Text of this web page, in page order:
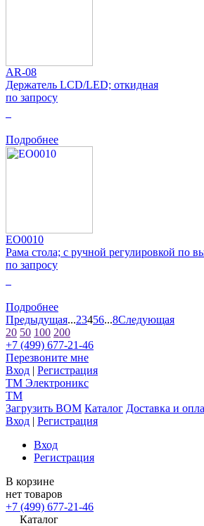
AR-08
Держатель LCD/LED; откидная
по запросу
Подробнее
EO0010
Рама стола; с ручной регулировкой по
по запросу
Подробнее
Предыдущая...23456...8Следующая
20 50 100 200
+7 (499) 677-21-46
Перезвоните мне
Вход | Регистрация
TM Электроникс
TM
Загрузить BOM Каталог Доставка и
Вход | Регистрация
Вход
Регистрация
В корзине
нет товаров
+7 (499) 677-21-46
Каталог